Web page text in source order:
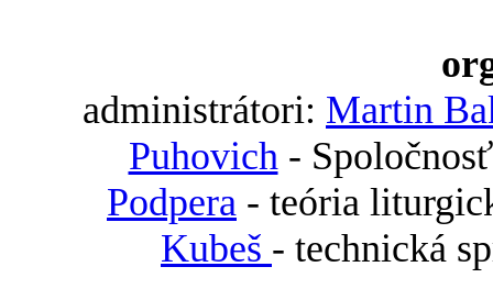
administrátori: Martin
Puhovich-
Podpera - teória
Kubeš - technická